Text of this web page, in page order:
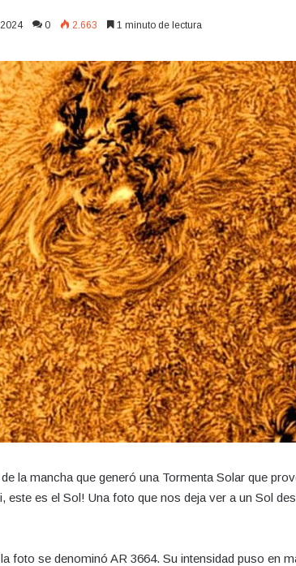
0 2.663 1 minuto de lectura
la mancha que generó una Tormenta Solar que
este es el Sol! Una foto que nos deja ver a un Sol
foto se denominó AR 3664. Su intensidad puso en